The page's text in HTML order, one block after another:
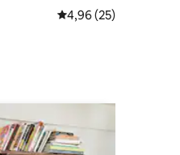
4,96 ud af 5 i
4,96 (25)